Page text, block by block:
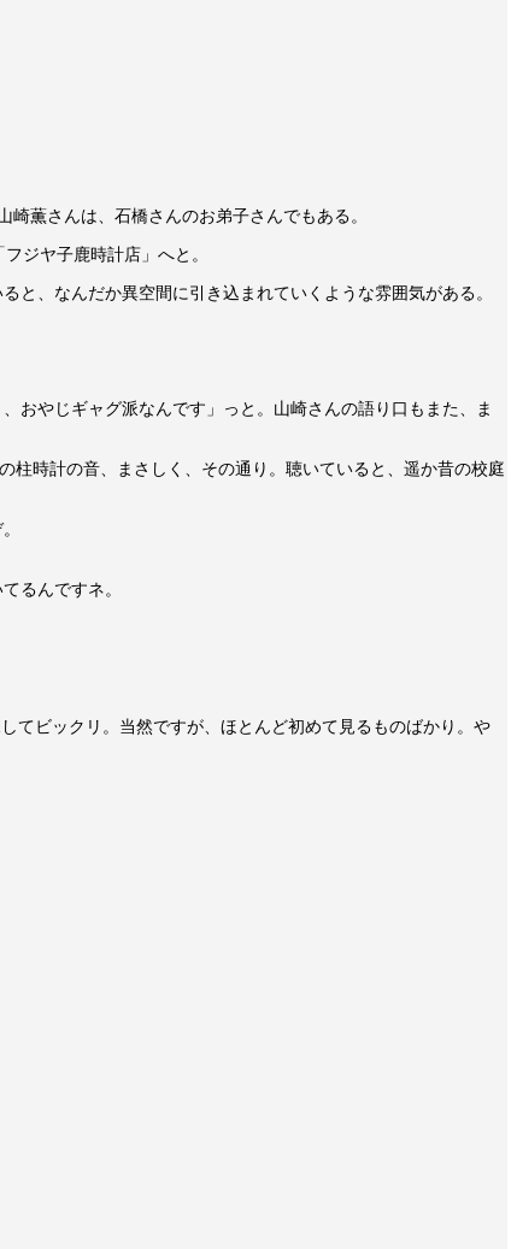
薫さんは、石橋さんのお弟子さんでもある。
ジヤ子鹿時計店」へと。
と、なんだか異空間に引き込まれていくような雰囲気がある。
おやじギャグ派なんです」っと。山崎さんの語り口もまた、ま
柱時計の音、まさしく、その通り。聴いていると、遥か昔の校庭
るんですネ。
てビックリ。当然ですが、ほとんど初めて見るものばかり。や